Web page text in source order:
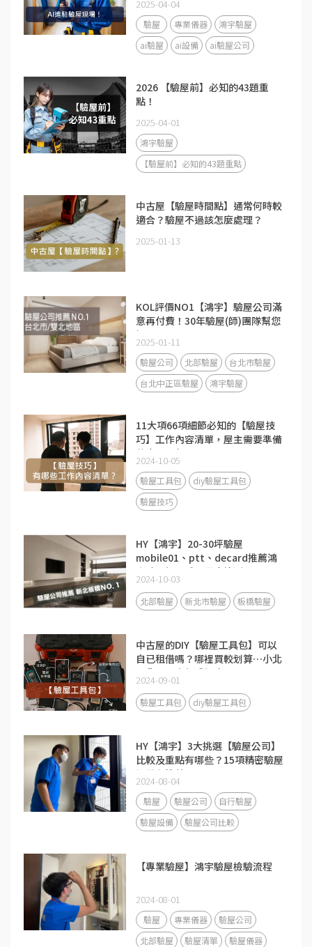
2025-04-04
驗屋 專業儀器
鴻宇驗屋
ai驗屋
ai設備 ai驗屋公司
2026 【驗屋前】必知的43題重
點！
2025-04-01
鴻宇驗屋
【驗屋前】必知的43題重點
中古屋【驗屋時間點】通常何時較
適合？驗屋不過該怎麼處理？
2025-01-13
KOL評價NO1【鴻宇】驗屋公司滿
意再付費！30年驗屋(師)團隊幫您
把關
2025-01-11
驗屋公司 北部驗屋
台北市驗屋
台北中正區驗屋
鴻宇驗屋
11大項66項細節必知的【驗屋技
巧】工作內容清單，屋主需要準備
什麼工具包嗎？
2024-10-05
驗屋工具包
diy驗屋工具包
驗屋技巧
HY【鴻宇】20-30坪驗屋
mobile01、ptt、decard推薦鴻
宇驗屋師及房屋漏水檢測
2024-10-03
北部驗屋 新北市驗屋 板橋驗屋
中古屋的DIY【驗屋工具包】可以
自已租借嗎？哪裡買較划算…小北
百貨、五金行或蝦皮？
2024-09-01
驗屋工具包 diy驗屋工具包
HY【鴻宇】3大挑選【驗屋公司】
比較及重點有哪些？15項精密驗屋
設備必推薦！
2024-08-04
驗屋 驗屋公司
自行驗屋
驗屋設備
驗屋公司比較
【專業驗屋】鴻宇驗屋檢驗流程
2024-08-01
驗屋 專業儀器
驗屋公司
北部驗屋
驗屋清單 驗屋儀器